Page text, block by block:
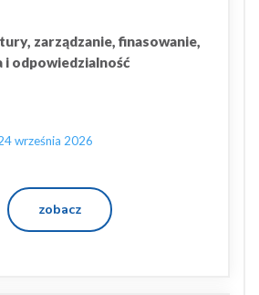
zarządzanie, finasowanie,
i odpowiedzialność
września 2026
zobacz